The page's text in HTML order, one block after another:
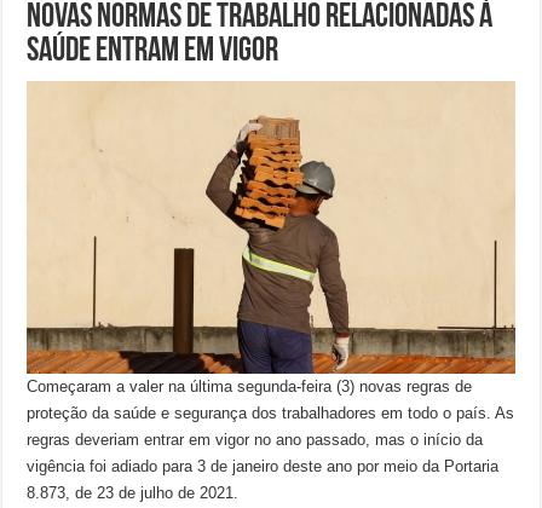
Novas normas de trabalho relacionadas à
saúde entram em vigor
Começaram a valer na última segunda-feira (3) novas regras de
proteção da saúde e segurança dos trabalhadores em todo o país. As
regras deveriam entrar em vigor no ano passado, mas o início da
vigência foi adiado para 3 de janeiro deste ano por meio da Portaria
8.873, de 23 de julho de 2021.